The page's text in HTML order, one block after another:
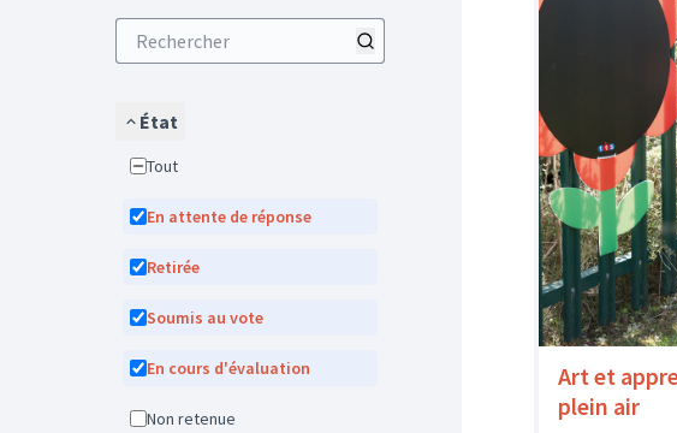
État
Tout
En attente de réponse
Retirée
Soumis au vote
En cours d'évaluation
Non retenue
Art et
plein air